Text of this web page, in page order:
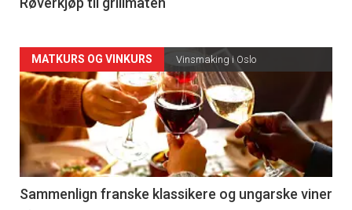
Forsiden
akkurat
nå
-
5
MATKURS OG VINKURS Vinsmaking i Oslo
Sammenlign franske klassikere og ungarske viner